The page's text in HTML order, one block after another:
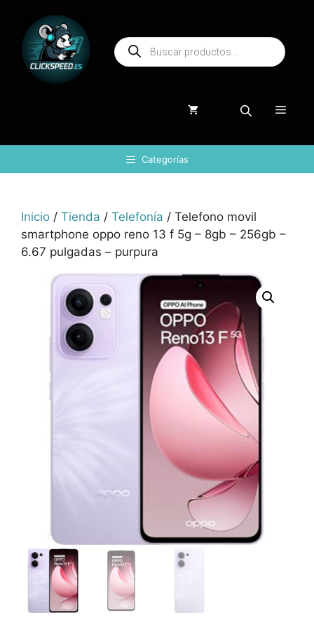
contenido
Búsqueda
de
productos
Menú
Categorías
Inicio / Tienda / Telefonía / Telefono movil
smartphone oppo reno 13 f 5g – 8gb – 256gb –
6.67 pulgadas – purpura